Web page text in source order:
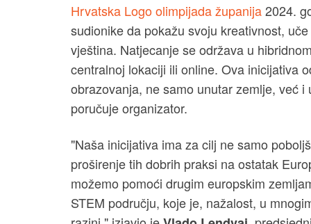
Hrvatska Logo olimpijada županija2024.
sudionike da pokažu svoju kreativnost,
vještina. Natjecanje se održava u
centralnoj lokaciji ili online. Ova inicijativa
obrazovanja, ne samo unutar zemlje, već
poručuje organizator.
"Naša inicijativa ima za cilj ne samo
proširenje tih dobrih praksi na ostatak
možemo pomoći drugim europskim
STEM području, koje je, nažalost, u